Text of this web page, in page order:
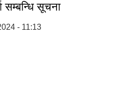
सम्बन्धि सूचना
- 11:13